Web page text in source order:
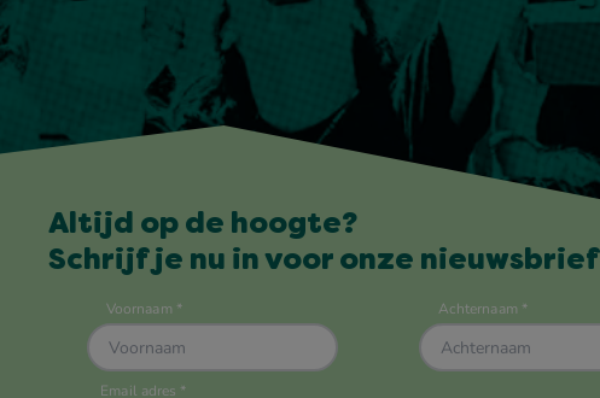
Altijd op de hoogte?
Schrijf je nu in voor onze